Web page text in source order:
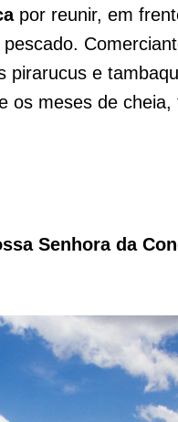
por reunir, em
pirarucus e
os meses de cheia,
Senhora da